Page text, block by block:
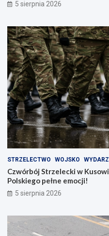
5 sierpnia 2026
STRZELECTWO WOJSKO
Czwórbój Strzelecki w
Polskiego pełne emocji!
5 sierpnia 2026